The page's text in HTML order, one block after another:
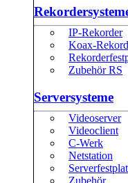
IP-Rekorder
Koax-
Zubehör RS
Serversysteme
Videoserver
Videoclient
C-Werk
Netstation